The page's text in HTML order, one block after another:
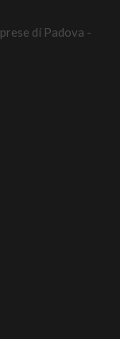
di Padova -